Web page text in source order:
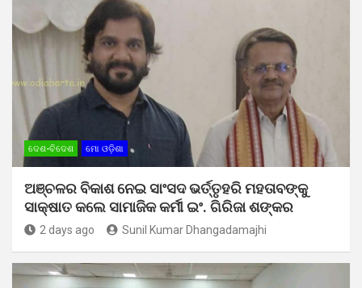
ଦେଶ-ବିଦେଶ ମୋ ଓଡ଼ିଶା
ଅଞ୍ଚଳର ବିକାଶ ନେଇ ସାଂସଦ ଭର୍ତ୍ତୃହରି ମହତାବଙ୍କୁ
ସାକ୍ଷାତ କଲେ ସାମାଜିକ କର୍ମୀ ଇଂ. ଗିରିଜା ଶଙ୍କର
2 days ago Sunil Kumar Dhangadamajhi